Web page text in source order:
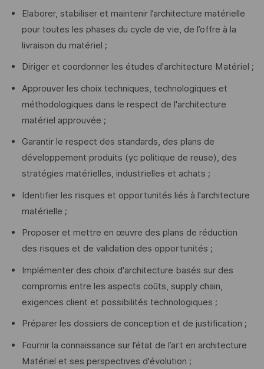
Elaborer, stabiliser et maintenir l’architecture matérielle
pour toutes les phases du cycle de vie, de l’offre à la
livraison du matériel ;
Diriger et coordonner les études d'architecture Matériel ;
Approuver les choix techniques, technologiques et
méthodologiques dans le respect de l'architecture
matériel approuvée ;
Garantir le respect des standards, des plans de
développement produits (yc politique de reuse), des
stratégies matérielles, industrielles et achats ;
Identifier les risques et opportunités liés à l'architecture
matérielle ;
Proposer et mettre en œuvre des plans de réduction
des risques et de validation des opportunités ;
Implémenter des choix d'architecture basés sur des
compromis entre les aspects coûts, supply chain,
exigences client et possibilités technologiques ;
Préparer les dossiers de conception et de justification ;
Fournir la connaissance sur l’état de l’art en architecture
Matériel et ses perspectives d'évolution ;